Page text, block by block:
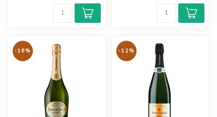
-16% -12%